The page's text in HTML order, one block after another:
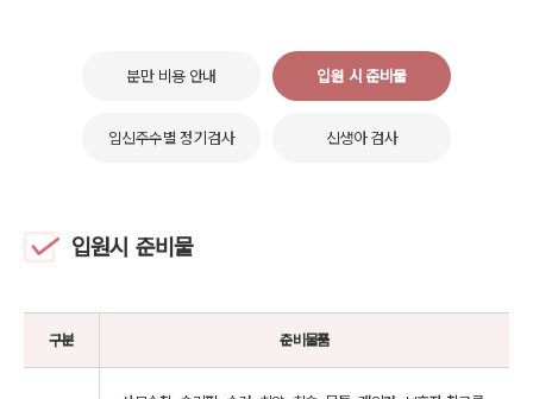
분만 비용 안내 입원 시 준비물
임신주수별 정기검사 신생아 검사
입원시 준비물
구분 준비물품